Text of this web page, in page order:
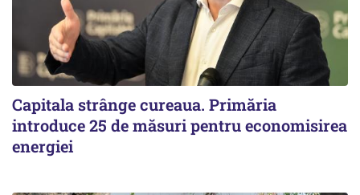
Capitala strânge cureaua. Primăria
introduce 25 de măsuri pentru economisirea
energiei